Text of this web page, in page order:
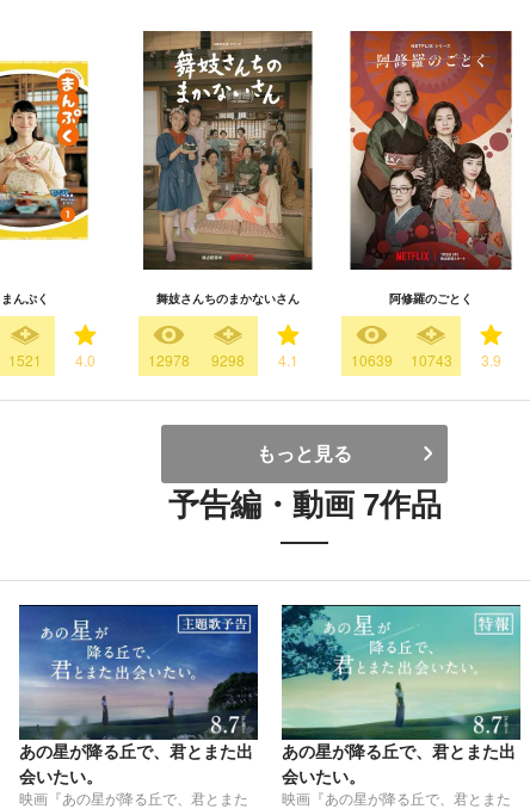
まんぷく
1521 4.0
舞妓さんちのまかないさん
12978 9298 4.1
阿修羅のごとく
10639 10743 3.9
もっと見る
予告編・動画 7作品
あの星が降る丘で、君とまた出
会いたい。
映画『あの星が降る丘で、君とまた
あの星が降る丘で、君とまた出
会いたい。
映画『あの星が降る丘で、君とまた